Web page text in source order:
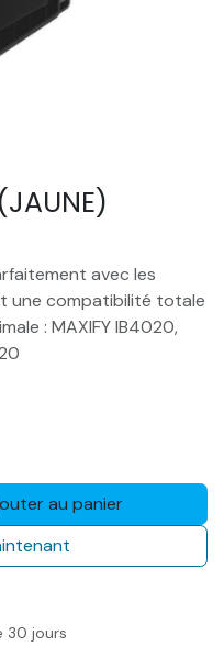
avec les
une compatibilité totale
: MAXIFY IB4020,
au panier
30 jours